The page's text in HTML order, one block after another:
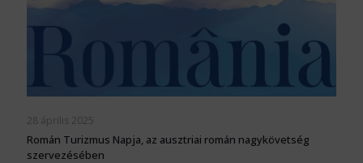
28 április 2025
Román Turizmus Napja, az ausztriai román nagykövetség
szervezésében